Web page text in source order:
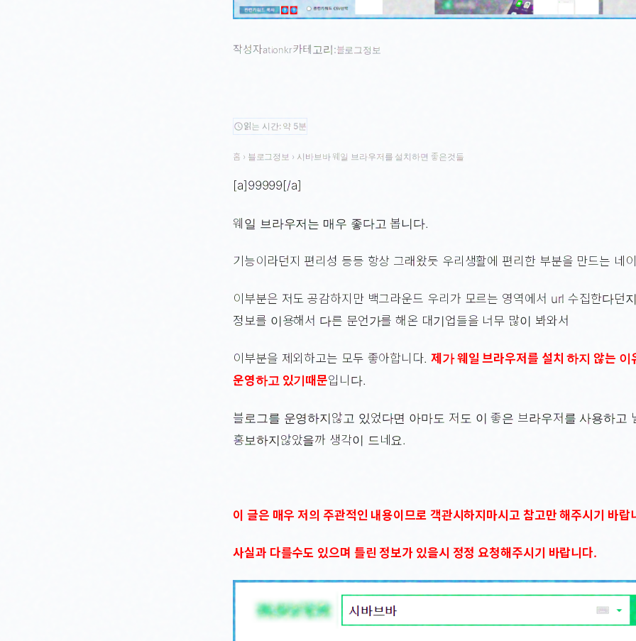
작성자ationkr카테고리:블로그정보
schedule읽는 시간: 약 5분
홈 › 블로그정보 › 시바브바 웨일 브라우저를 설치하면 좋은것들
[a]99999[/a]
웨일 브라우저는 매우 좋다고 봅니다.
기능이라던지 편리성 등등 항상 그래왔듯 우리생활에 편리한 부분을 만드는 네
이부분은 저도 공감하지만 백그라운드 우리가 모르는 영역에서 url 수집한다던
정보를 이용해서 다른 문언가를 해온 대기업들을 너무 많이 봐와서
이부분을 제외하고는 모두 좋아합니다. 제가 웨일 브라우저를 설치 하지 않는 이
운영하고 있기때문입니다.
블로그를 운영하지않고 있었다면 아마도 저도 이 좋은 브라우저를 사용하고
홍보하지않았을까 생각이 드네요.
이 글은 매우 저의 주관적인 내용이므로 객관시하지마시고 참고만 해주시기 바랍
사실과 다를수도 있으며 틀린 정보가 있을시 정정 요청해주시기 바랍니다.